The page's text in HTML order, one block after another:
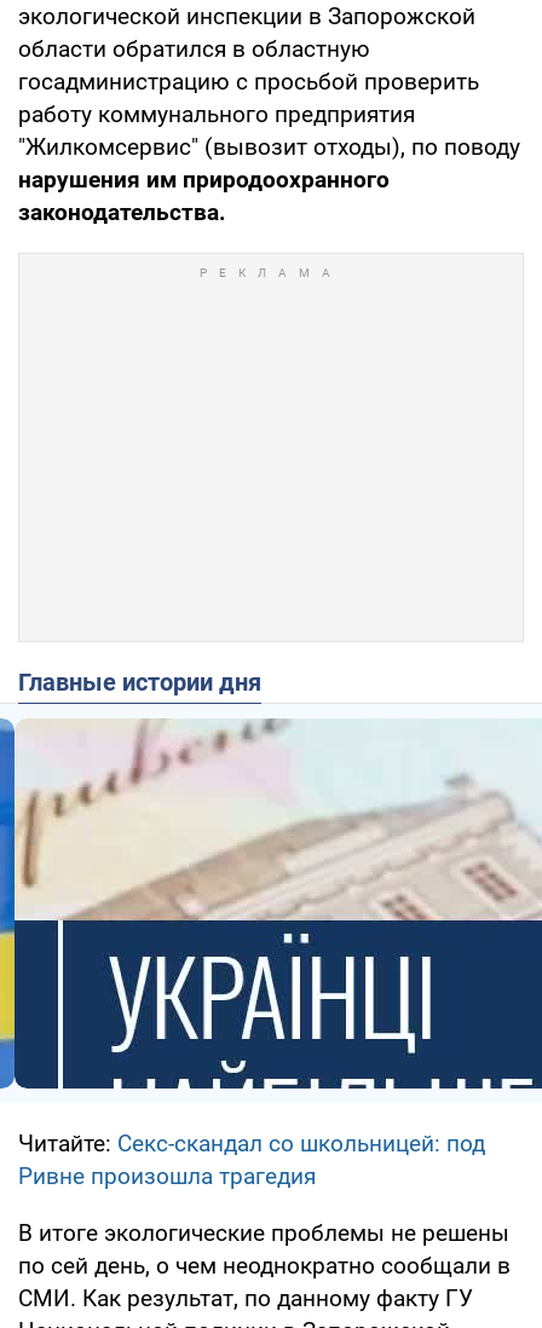
экологической инспекции в Запорожской
области обратился в областную
госадминистрацию с просьбой проверить
работу коммунального предприятия
"Жилкомсервис" (вывозит отходы), по поводу
нарушения им природоохранного
законодательства.
Главные истории дня
Читайте: Секс-скандал со школьницей: под
Ривне произошла трагедия
В итоге экологические проблемы не решены
по сей день, о чем неоднократно сообщали в
СМИ. Как результат, по данному факту ГУ